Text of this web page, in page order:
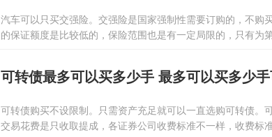
汽车可以只买交强险。交强险是国家强制性需要订购的，不购
的保证额度是比较低的，保险范围也是有一定局限的，只有为
可转债最多可以买多少手 最多可以买多少
可转债购买不设限制。只需资产充足就可以一直选购可转债。
交易花费是只收取提成，各证券公司收费标准不一样，收费标